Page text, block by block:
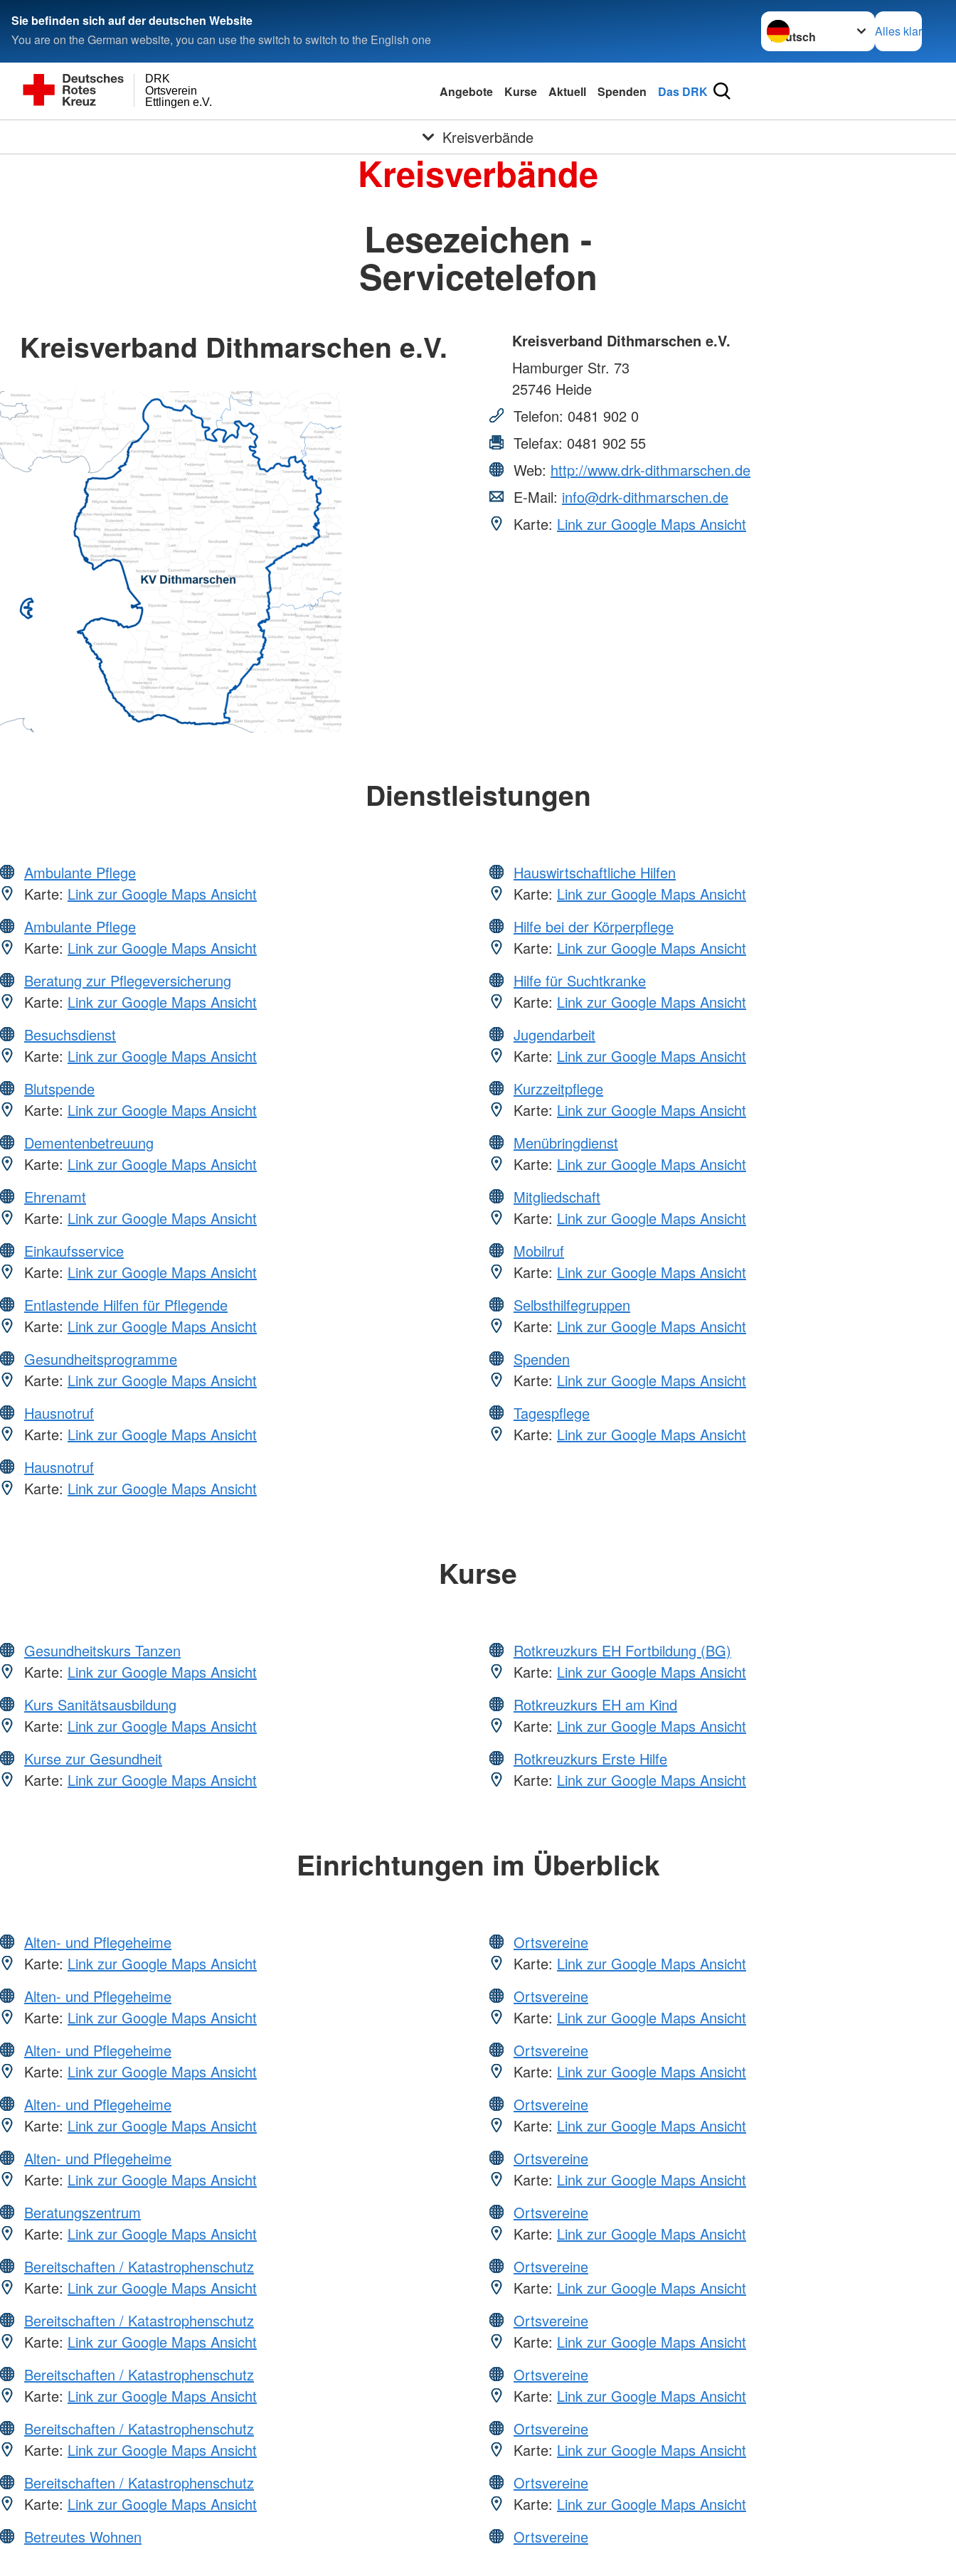
Sie befinden sich auf der deutschen Website
You are on the German website, you can use the switch to switch to the English one
Sprache wechseln zu
Alles klar
Ettlingen e.V.
Ortsverein
DRK
Angebote Kurse Aktuell Spenden Das DRK
Kreisverbände
Kreisverbände
Lesezeichen -
Servicetelefon
Kreisverband Dithmarschen e.V.
Kreisverband Dithmarschen e.V.
Hamburger Str. 73
25746 Heide
Telefon: 0481 902 0
Telefax: 0481 902 55
Web: http://www.drk-dithmarschen.de
E-Mail: info@drk-dithmarschen.de
Karte: Link zur Google Maps Ansicht
Dienstleistungen
Ambulante Pflege
Karte: Link zur Google Maps Ansicht
Ambulante Pflege
Karte: Link zur Google Maps Ansicht
Beratung zur Pflegeversicherung
Karte: Link zur Google Maps Ansicht
Besuchsdienst
Karte: Link zur Google Maps Ansicht
Blutspende
Karte: Link zur Google Maps Ansicht
Dementenbetreuung
Karte: Link zur Google Maps Ansicht
Ehrenamt
Karte: Link zur Google Maps Ansicht
Einkaufsservice
Karte: Link zur Google Maps Ansicht
Entlastende Hilfen für Pflegende
Karte: Link zur Google Maps Ansicht
Gesundheitsprogramme
Karte: Link zur Google Maps Ansicht
Hausnotruf
Karte: Link zur Google Maps Ansicht
Hausnotruf
Karte: Link zur Google Maps Ansicht
Hauswirtschaftliche Hilfen
Karte: Link zur Google Maps Ansicht
Hilfe bei der Körperpflege
Karte: Link zur Google Maps Ansicht
Hilfe für Suchtkranke
Karte: Link zur Google Maps Ansicht
Jugendarbeit
Karte: Link zur Google Maps Ansicht
Kurzzeitpflege
Karte: Link zur Google Maps Ansicht
Menübringdienst
Karte: Link zur Google Maps Ansicht
Mitgliedschaft
Karte: Link zur Google Maps Ansicht
Mobilruf
Karte: Link zur Google Maps Ansicht
Selbsthilfegruppen
Karte: Link zur Google Maps Ansicht
Spenden
Karte: Link zur Google Maps Ansicht
Tagespflege
Karte: Link zur Google Maps Ansicht
Kurse
Gesundheitskurs Tanzen
Karte: Link zur Google Maps Ansicht
Kurs Sanitätsausbildung
Karte: Link zur Google Maps Ansicht
Kurse zur Gesundheit
Karte: Link zur Google Maps Ansicht
Rotkreuzkurs EH Fortbildung (BG)
Karte: Link zur Google Maps Ansicht
Rotkreuzkurs EH am Kind
Karte: Link zur Google Maps Ansicht
Rotkreuzkurs Erste Hilfe
Karte: Link zur Google Maps Ansicht
Einrichtungen im Überblick
Alten- und Pflegeheime
Karte: Link zur Google Maps Ansicht
Alten- und Pflegeheime
Karte: Link zur Google Maps Ansicht
Alten- und Pflegeheime
Karte: Link zur Google Maps Ansicht
Alten- und Pflegeheime
Karte: Link zur Google Maps Ansicht
Alten- und Pflegeheime
Karte: Link zur Google Maps Ansicht
Beratungszentrum
Karte: Link zur Google Maps Ansicht
Bereitschaften / Katastrophenschutz
Karte: Link zur Google Maps Ansicht
Bereitschaften / Katastrophenschutz
Karte: Link zur Google Maps Ansicht
Bereitschaften / Katastrophenschutz
Karte: Link zur Google Maps Ansicht
Bereitschaften / Katastrophenschutz
Karte: Link zur Google Maps Ansicht
Bereitschaften / Katastrophenschutz
Karte: Link zur Google Maps Ansicht
Betreutes Wohnen
Ortsvereine
Karte: Link zur Google Maps Ansicht
Ortsvereine
Karte: Link zur Google Maps Ansicht
Ortsvereine
Karte: Link zur Google Maps Ansicht
Ortsvereine
Karte: Link zur Google Maps Ansicht
Ortsvereine
Karte: Link zur Google Maps Ansicht
Ortsvereine
Karte: Link zur Google Maps Ansicht
Ortsvereine
Karte: Link zur Google Maps Ansicht
Ortsvereine
Karte: Link zur Google Maps Ansicht
Ortsvereine
Karte: Link zur Google Maps Ansicht
Ortsvereine
Karte: Link zur Google Maps Ansicht
Ortsvereine
Karte: Link zur Google Maps Ansicht
Ortsvereine